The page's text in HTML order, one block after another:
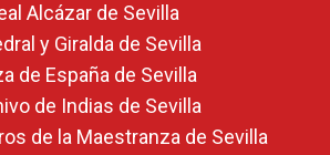
Alcázar de Sevilla
y Giralda de Sevilla
de España de Sevilla
de Indias de Sevilla
de la Maestranza de Sevilla